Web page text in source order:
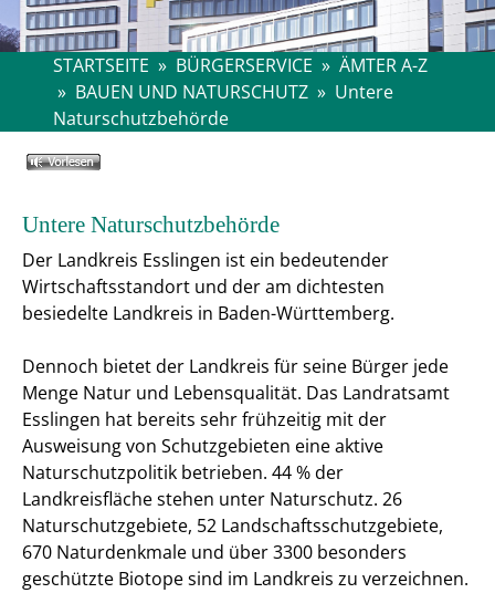
STARTSEITE » BÜRGERSERVICE » ÄMTER A-Z
» BAUEN UND NATURSCHUTZ » Untere
Naturschutzbehörde
Untere Naturschutzbehörde
Der Landkreis Esslingen ist ein bedeutender
Wirtschaftsstandort und der am dichtesten
besiedelte Landkreis in Baden-Württemberg.
Dennoch bietet der Landkreis für seine Bürger jede
Menge Natur und Lebensqualität. Das Landratsamt
Esslingen hat bereits sehr frühzeitig mit der
Ausweisung von Schutzgebieten eine aktive
Naturschutzpolitik betrieben. 44 % der
Landkreisfläche stehen unter Naturschutz. 26
Naturschutzgebiete, 52 Landschaftsschutzgebiete,
670 Naturdenkmale und über 3300 besonders
geschützte Biotope sind im Landkreis zu verzeichnen.